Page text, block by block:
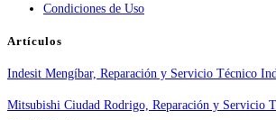
real
en
España
Condiciones de Uso
Artículos
Indesit Mengíbar, Reparación y Servicio Técnico
Mitsubishi Ciudad Rodrigo, Reparación y Servicio